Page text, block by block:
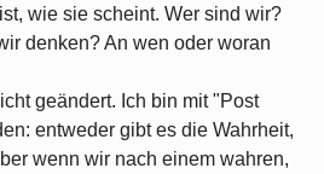
wie sie scheint. Wer sind wir?
denken? An wen oder woran
geändert. Ich bin mit "Post
entweder gibt es die Wahrheit,
wenn wir nach einem wahren,